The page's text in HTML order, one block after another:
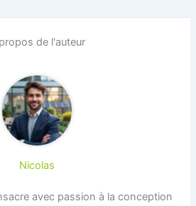
de l'auteur
Nicolas
avec passion à la conception